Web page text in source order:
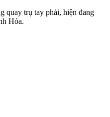
quay trụ tay phải, hiện đang
Hóa.